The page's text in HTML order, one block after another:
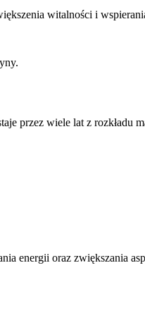
witalności i
przez wiele lat z rozkładu
energii oraz zwiększania